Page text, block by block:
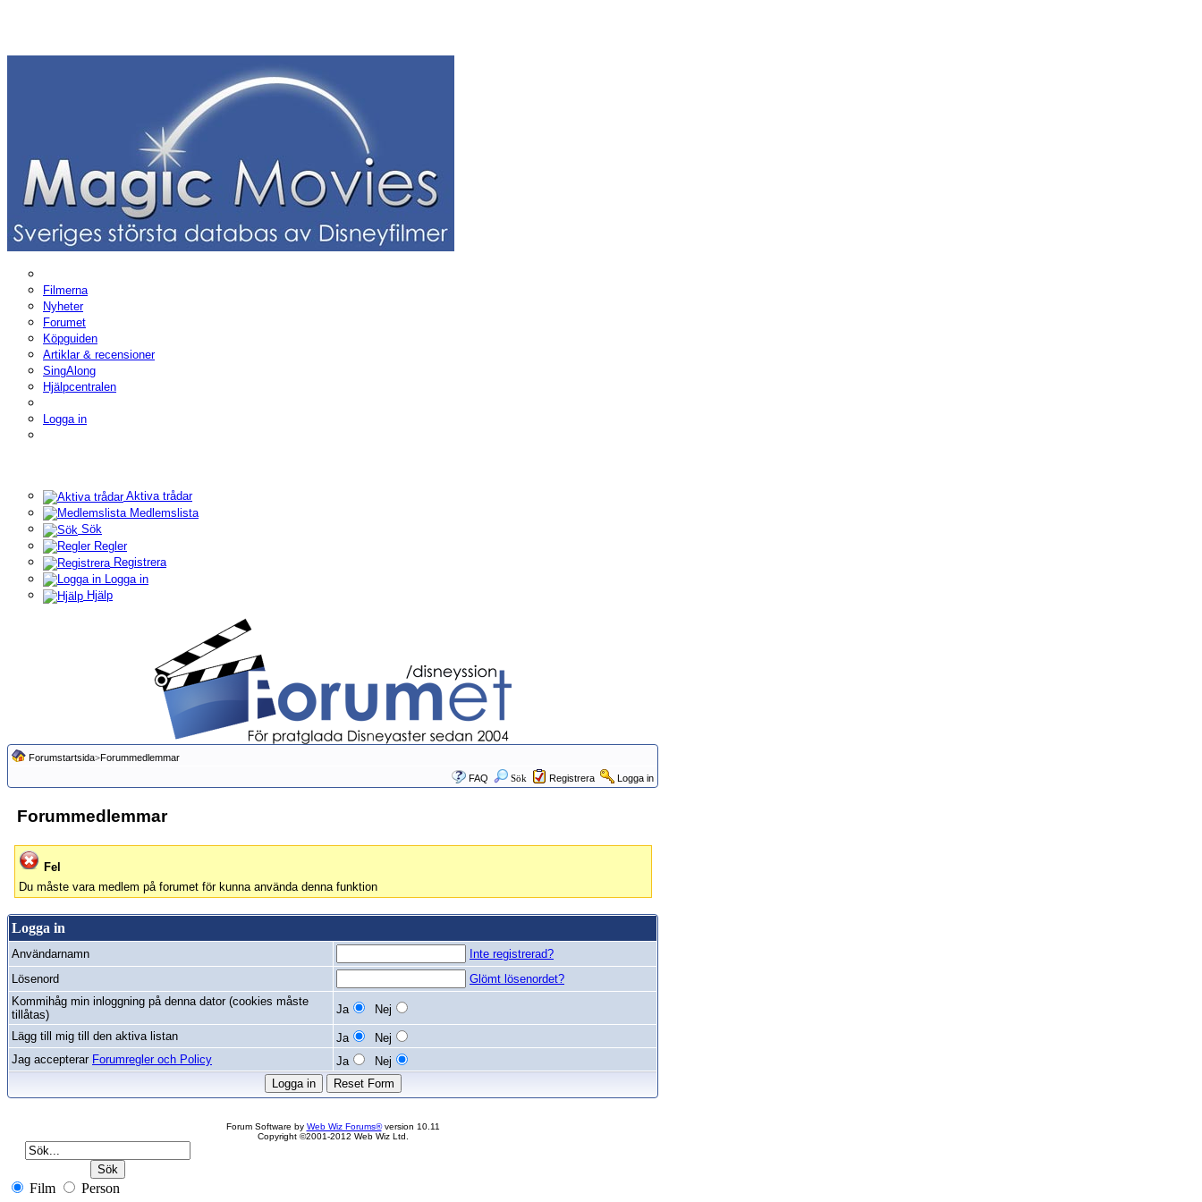
Filmerna
Nyheter
Forumet
Köpguiden
Artiklar & recensioner
SingAlong
Hjälpcentralen
Logga in
Aktiva trådar
Medlemslista
Sök
Regler
Registrera
Logga in
Hjälp
Forumstartsida>Forummedlemmar
FAQ
Sök Registrera Logga in
Forummedlemmar
Fel
Du måste vara medlem på forumet för kunna använda denna funktion
Logga in
Användarnamn
Inte registrerad?
Lösenord
Glömt lösenordet?
Kommihåg min inloggning på denna dator (cookies måste
tillåtas)
Ja
Nej
Lägg till mig till den aktiva listan
Ja
Nej
Jag accepterar Forumregler och Policy Ja Nej
Forum Software by Web Wiz Forums®version 10.11
Copyright ©2001-2012 Web Wiz Ltd.
Film Person